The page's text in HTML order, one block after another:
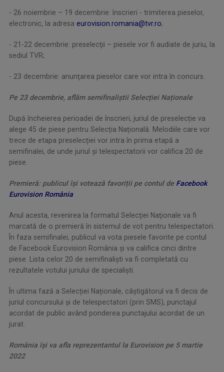
- 26 noiembrie – 19 decembrie: înscrieri - trimiterea pieselor,
electronic, la adresa eurovision.romania@tvr.ro;
- 21-22 decembrie: preselecţii – piesele vor fi audiate de juriu, la
sediul TVR;
- 23 decembrie: anunţarea pieselor care vor intra în concurs.
Pe 23 decembrie, aflăm semifinaliştii Selecției Naționale
După încheierea perioadei de înscrieri, juriul de preselecție va
alege 45 de piese pentru Selecția Națională. Melodiile care vor
trece de etapa preselecției vor intra în prima etapă a
semifinalei, de unde juriul și telespectatorii vor califica 20 de
piese.
Premieră: publicul își votează favoriții pe contul de Facebook
Eurovision România
Anul acesta, revenirea la formatul Selecţiei Naţionale va fi
marcată de o premieră în sistemul de vot pentru telespectatori.
În faza semifinalei, publicul va vota piesele favorite pe contul
de Facebook Eurovision România și va califica cinci dintre
piese. Lista celor 20 de semifinaliști va fi completată cu
rezultatele votului juriului de specialiști.
În ultima fază a Selecției Naționale, câștigătorul va fi decis de
juriul concursului și de telespectatori (prin SMS), punctajul
acordat de public având ponderea punctajului acordat de un
jurat.
România își va afla reprezentantul la Eurovision pe 5 martie
2022